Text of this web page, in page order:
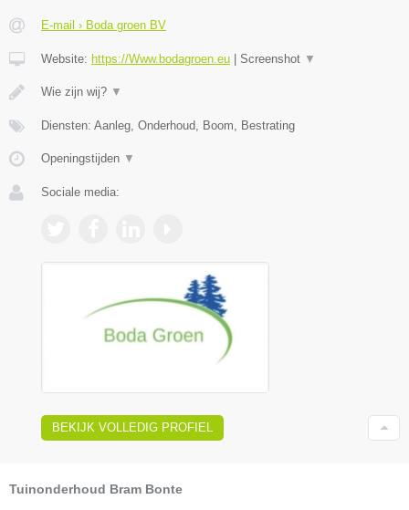
E-mail › Boda groen BV
Website: https://Www.bodagroen.eu Screenshot ▼
Wie zijn wij? ▼
Diensten: Aanleg, Onderhoud, Boom, Bestrating
Openingstijden ▼
Sociale media:
BEKIJK VOLLEDIG PROFIEL
Tuinonderhoud Bram Bonte